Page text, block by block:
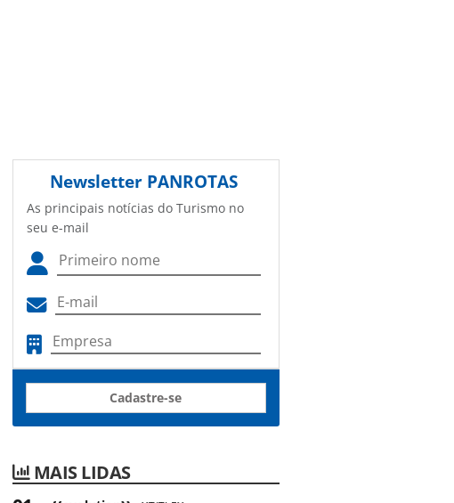
Newsletter PANROTAS
As principais notícias do Turismo no
seu e-mail
Cadastre-se
MAIS LIDAS